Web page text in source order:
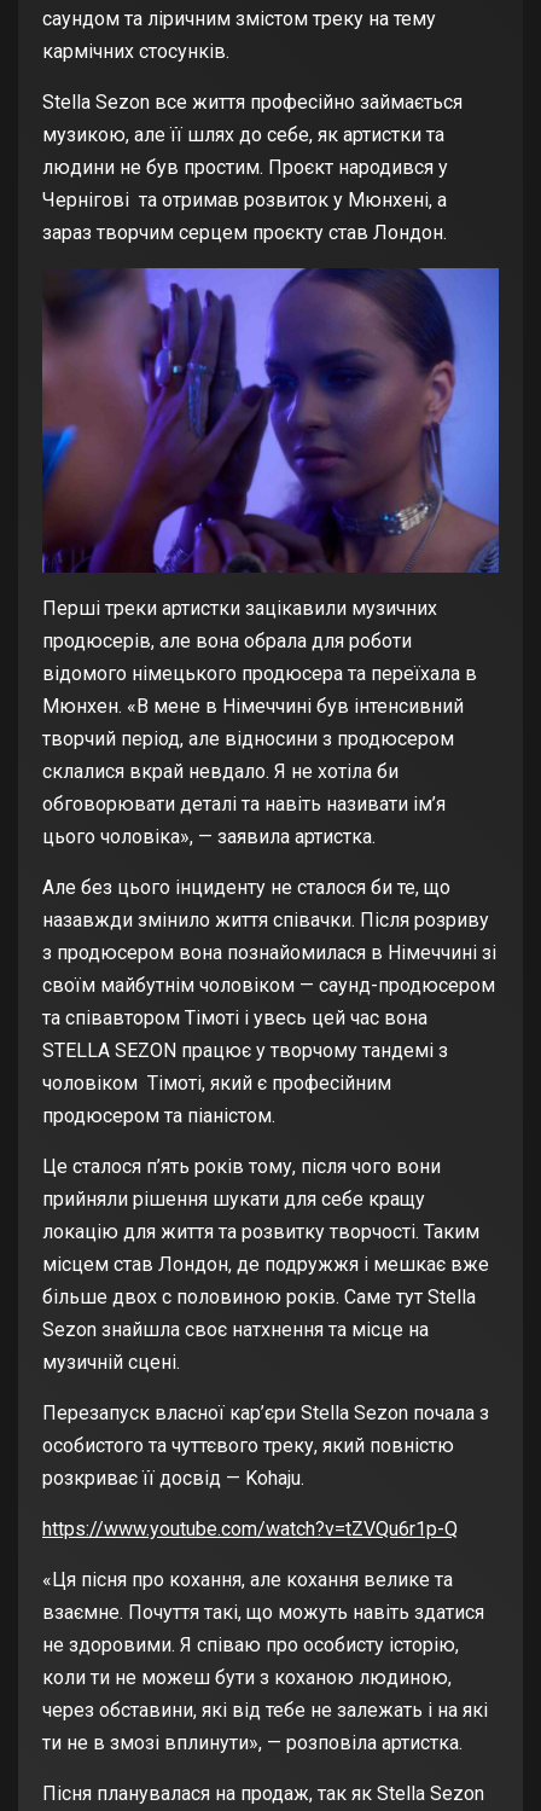
саундом та ліричним змістом треку на тему
кармічних стосунків.
Stella Sezon все життя професійно займається
музикою, але її шлях до себе, як артистки та
людини не був простим. Проєкт народився у
Чернігові та отримав розвиток у Мюнхені, а
зараз творчим серцем проєкту став Лондон.
Перші треки артистки зацікавили музичних
продюсерів, але вона обрала для роботи
відомого німецького продюсера та переїхала в
Мюнхен. «В мене в Німеччині був інтенсивний
творчий період, але відносини з продюсером
склалися вкрай невдало. Я не хотіла би
обговорювати деталі та навіть називати ім’я
цього чоловіка», — заявила артистка.
Але без цього інциденту не сталося би те, що
назавжди змінило життя співачки. Після розриву
з продюсером вона познайомилася в Німеччині зі
своїм майбутнім чоловіком — саунд-продюсером
та співавтором Тімоті і увесь цей час вона
STELLA SEZON працює у творчому тандемі з
чоловіком Тімоті, який є професійним
продюсером та піаністом.
Це сталося п’ять років тому, після чого вони
прийняли рішення шукати для себе кращу
локацію для життя та розвитку творчості. Таким
місцем став Лондон, де подружжя і мешкає вже
більше двох с половиною років. Саме тут Stella
Sezon знайшла своє натхнення та місце на
музичній сцені.
Перезапуск власної кар’єри Stella Sezon почала з
особистого та чуттєвого треку, який повністю
розкриває її досвід — Kohaju.
https://www.youtube.com/watch?v=tZVQu6r1p-Q
«Ця пісня про кохання, але кохання велике та
взаємне. Почуття такі, що можуть навіть здатися
не здоровими. Я співаю про особисту історію,
коли ти не можеш бути з коханою людиною,
через обставини, які від тебе не залежать і на які
ти не в змозі вплинути», — розповіла артистка.
Пісня планувалася на продаж, так як Stella Sezon